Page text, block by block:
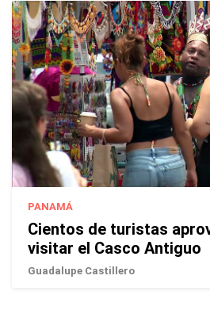
PANAMÁ
Cientos de turistas
visitar el Casco Antiguo
Guadalupe Castillero